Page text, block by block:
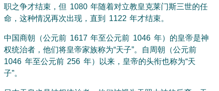
职之争才结束，但 1080 年随着对立教皇克莱门斯三世的任
命，这种情况再次出现，直到 1122 年才结束。
中国商朝（公元前 1617 年至公元前 1046 年）的皇帝是神
权统治者，他们将皇帝家族称为“天子”。自周朝（公元前
1046 年至公元前 256 年）以来，皇帝的头衔也称为“天
子”。